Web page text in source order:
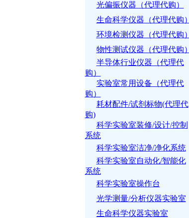
光偏振仪器（代理代购）
生命科学仪器（代理代购）
环境检测仪器（代理代购）
物性测试仪器（代理代购）
半导体行业仪器（代理代
购）
实验室常用设备（代理代
购）
耗材配件/试剂标物(代理代
购)
科学实验室装修/设计/控制
系统
科学实验室洁净/净化系统
科学实验室自动化/智能化
系统
科学实验室操作台
光学测量/分析仪器实验室
生命科学仪器实验室